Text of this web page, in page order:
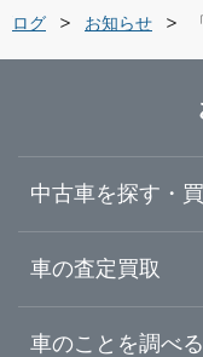
ガリバー富山掛尾店
LIBERALA リベラ
ガリバー高岡店
ガリバー黒部店
山梨県
長野県
ログ お知らせ
中古車を探す・
中古車情報・中古車
車の査定買取
車査定・車買取なら
車のことを調べる